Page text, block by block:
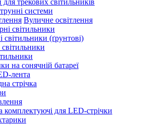
трекових світильників
системи
Вуличне освітлення
світильники
світильники (ґрунтові)
на сонячній батареї
лента
стрічка
комплектуючі для LED-стрічки